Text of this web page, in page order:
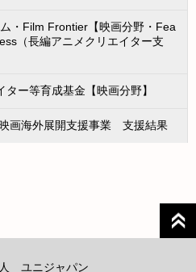
・Film Frontier【映画分野・Fea
（長編アニメクリエイター支
ー等育成基金【映画分野】
画海外展開支援事業 支援結果
ユニジャパン